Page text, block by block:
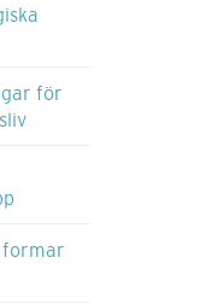
för
formar